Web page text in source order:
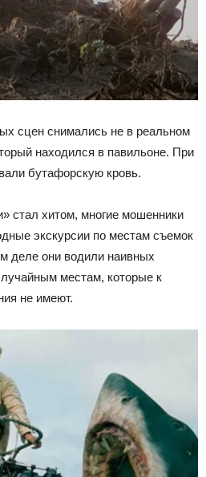
сцен снимались не в реальном
находился в павильоне. При
бутафорскую кровь.
стал хитом, многие мошенники
экскурсии по местам съемок
деле они водили наивных
местам, которые к
не имеют.